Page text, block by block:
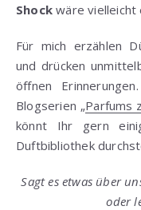
Shock wäre vielleicht
Für mich erzählen
und drücken
öffnen
Blogserien „Parfums
könnt Ihr gern
Duftbibliothek
Sagt es etwas über
oder